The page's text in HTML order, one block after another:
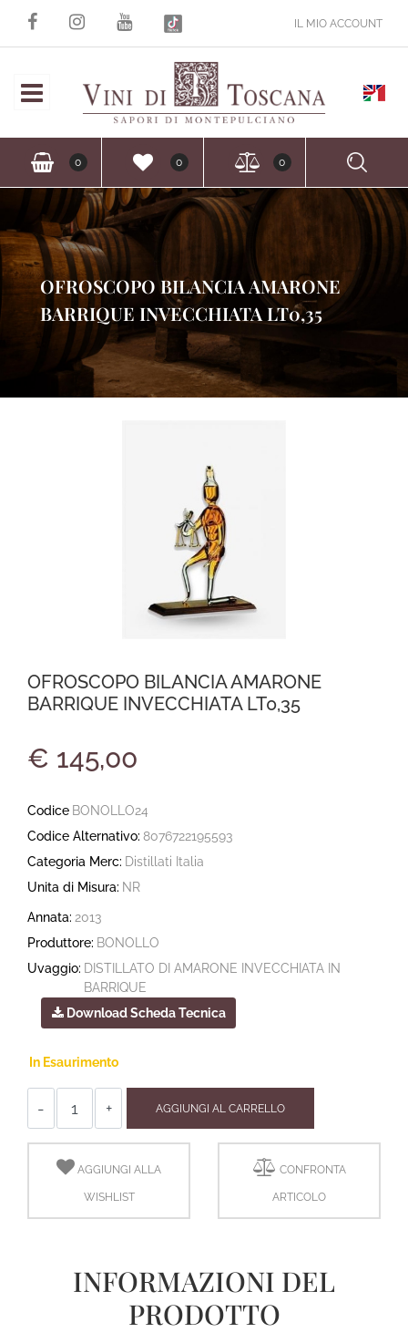
IL MIO ACCOUNT
0 0 0
OFROSCOPO BILANCIA AMARONE
BARRIQUE INVECCHIATA LT0,35
OFROSCOPO BILANCIA AMARONE
BARRIQUE INVECCHIATA LT0,35
€ 145,00
Codice BONOLLO24
Codice Alternativo: 8076722195593
Categoria Merc: Distillati Italia
Unita di Misura: NR
Annata: 2013
Produttore: BONOLLO
Uvaggio: DISTILLATO DI AMARONE INVECCHIATA IN
BARRIQUE
Download Scheda Tecnica
In Esaurimento
AGGIUNGI AL CARRELLO
AGGIUNGI ALLA
WISHLIST
CONFRONTA
ARTICOLO
INFORMAZIONI DEL
PRODOTTO